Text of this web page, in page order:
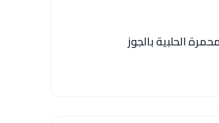
الحلبية بالجوز